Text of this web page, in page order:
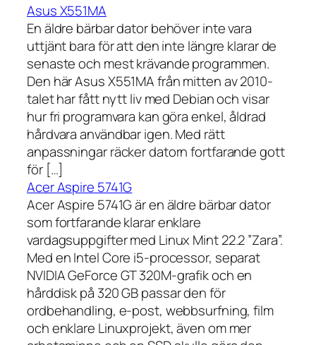
Asus X551MA
En äldre bärbar dator behöver inte vara
uttjänt bara för att den inte längre klarar de
senaste och mest krävande programmen.
Den här Asus X551MA från mitten av 2010-
talet har fått nytt liv med Debian och visar
hur fri programvara kan göra enkel, åldrad
hårdvara användbar igen. Med rätt
anpassningar räcker datorn fortfarande gott
för […]
Acer Aspire 5741G
Acer Aspire 5741G är en äldre bärbar dator
som fortfarande klarar enklare
vardagsuppgifter med Linux Mint 22.2 ”Zara”.
Med en Intel Core i5-processor, separat
NVIDIA GeForce GT 320M-grafik och en
hårddisk på 320 GB passar den för
ordbehandling, e-post, webbsurfning, film
och enklare Linuxprojekt, även om mer